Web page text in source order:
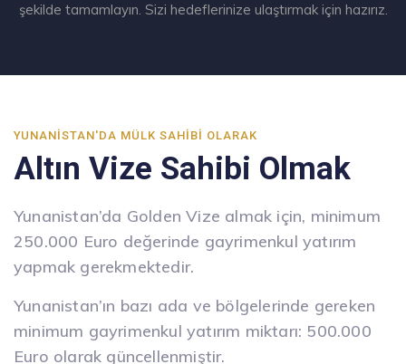
şekilde tamamlayın. Sizi hedeflerinize ulaştırmak için hazırız.
YUNANISTAN'DA MÜLK SAHIBI OLARAK
Altın Vize Sahibi Olmak
Yunanistan’da Golden Vize almak için, minimum
250.000 Euro değerinde gayrimenkul yatırım
yapmak gerekmektedir.
Yunanistan’ın bazı ada ve bölgelerinde gereken
minimum gayrimenkul yatırım miktarı: 500.000
Euro olarak güncellenmiştir.